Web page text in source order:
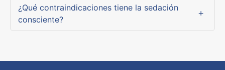
¿Qué contraindicaciones tiene la sedación
consciente?